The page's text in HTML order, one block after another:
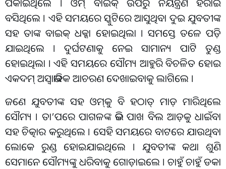
ବସିଥିଲେ । ଏହି ସମୟରେ ସ୍କୁଟିରେ ଆସୁଥିବା ଦୁଇ ଯୁବତୀଙ୍କ
ସହ ତାଙ୍କ ବାଇକ୍‌ ଧକ୍କା ହୋଇଥିଲା । ସମସ୍ତେ ତଳେ ପଡ଼ି
ଯାଇଥିଲେ । ଦୁର୍ଘଟଣାକୁ ନେଇ ସାମାନ୍ୟ ପାଟି ତୁଣ୍ଡ
ହୋଇଥିଲା । ଏହି ସମୟରେ ସୌମ୍ୟ ଆହୁରି ବିଚଳିତ ହୋଇ
ଏକଦମ୍‌ ଅସ୍ୱାଭାବିକ ଆଚରଣ ଦେଖାଇବାକୁ ଲାଗିଲେ ।
ଜଣେ ଯୁବତୀଙ୍କ ସହ ଓମ୍‌କୁ ବି ହଠାତ୍‌ ମାଡ଼ ମାରିଥିଲେ
ସୌମ୍ୟ । ତା’ପରେ ପାଗଳଙ୍କ ଭଳି ପାଖ ବିଲ ଆଡ଼କୁ ଧାଇଁବା
ସହ ଚିତ୍କାର କରୁଥିଲେ । ସେହି ସମୟରେ ବାଟରେ ଯାଉଥିବା
ଲୋକେ ରୁଣ୍ଡ ହୋଇଯାଇଥିଲେ । ଯୁବତୀଙ୍କ କଥା ଶୁଣି
ସେମାନେ ସୌମ୍ୟଙ୍କୁ ଧରିବାକୁ ଗୋଡ଼ାଇଲେ । ଚାହୁଁ ଚାହୁଁ ଡକା